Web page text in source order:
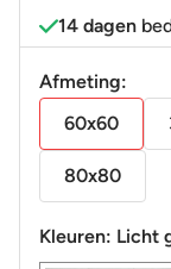
14 dagen
Afmeting:
60x60
80x80
Kleuren: Licht